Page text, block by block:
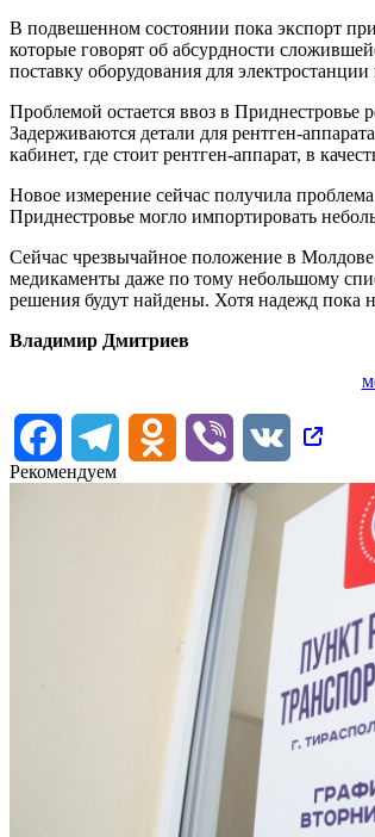
В подвешенном состоянии пока экспорт
которые говорят об абсурдности
поставку оборудования для
Проблемой остается ввоз в Приднестровье
Задерживаются детали для рентген-
кабинет, где стоит рентген-аппарат, в
Новое измерение сейчас получила
Приднестровье могло импортировать
Сейчас чрезвычайное положение в
медикаменты даже по тому небольшому
решения будут найдены. Хотя надежд пока
Владимир Дмитриев
FacebookTelegram Odnoklassniki
Viber
VK
Рекомендуем